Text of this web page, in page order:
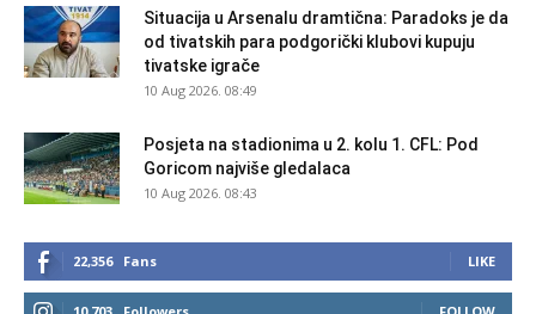
Situacija u Arsenalu dramtična: Paradoks je da
od tivatskih para podgorički klubovi kupuju
tivatske igrače
10 Aug 2026. 08:49
Posjeta na stadionima u 2. kolu 1. CFL: Pod
Goricom najviše gledalaca
10 Aug 2026. 08:43
22,356 Fans LIKE